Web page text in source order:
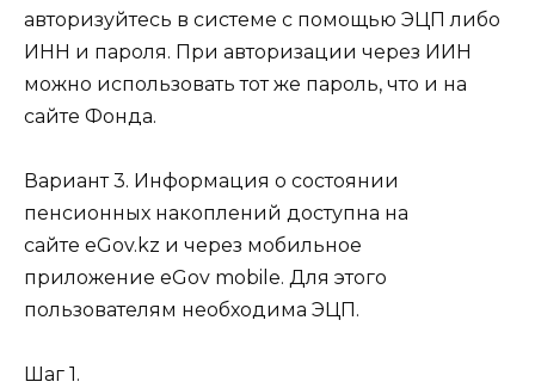
авторизуйтесь в системе с помощью ЭЦП либо
ИНН и пароля. При авторизации через ИИН
можно использовать тот же пароль, что и на
сайте Фонда.
Вариант 3. Информация о состоянии
пенсионных накоплений доступна на
сайте eGov.kz и через мобильное
приложение eGov mobile. Для этого
пользователям необходима ЭЦП.
Шаг 1.